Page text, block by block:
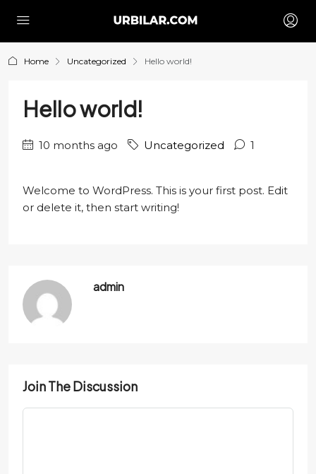
Home Uncategorized Hello world!
Hello world!
10 months ago Uncategorized 1
Welcome to WordPress. This is your first post. Edit
or delete it, then start writing!
admin
Join The Discussion